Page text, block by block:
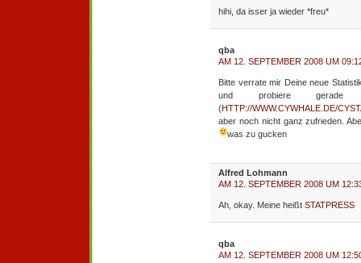
hihi, da isser ja wieder *freu*
qba
AM 12. SEPTEMBER 2008 UM
Bitte verrate mir Deine neue
und probiere
(HTTP://WWW.CYWHALE.DE/
aber noch nicht ganz zufrieden.
was zu gucken
Alfred Lohmann
AM 12. SEPTEMBER 2008 UM
Ah, okay. Meine heißt STATPRESS
qba
AM 12. SEPTEMBER 2008 UM